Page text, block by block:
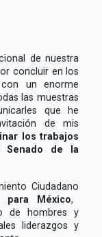
de nuestra
concluir en los
un enorme
las muestras
que he
de mis
los trabajos
Senado de la
Ciudadano
para México,
de hombres y
liderazgos y